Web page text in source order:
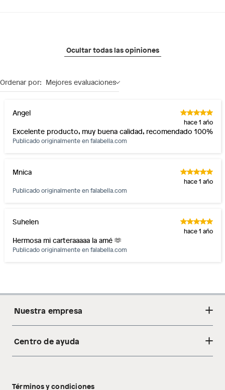
Ocultar todas las opiniones
Ordenar por: Mejores evaluaciones
Angel
hace 1 año
Excelente producto, muy buena calidad, recomendado 100%
Publicado originalmente enfalabella.com
Mnica
hace 1 año
Publicado originalmente enfalabella.com
Suhelen
hace 1 año
Hermosa mi carteraaaaa la amé 🫶
Publicado originalmente enfalabella.com
Nuestra empresa
Acerca de nosotros
Centro de ayuda
Términos y condiciones